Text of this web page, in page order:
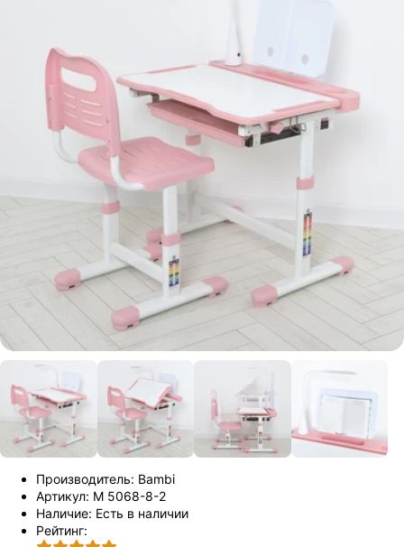
Производитель: Bambi
Артикул: M 5068-8-2
Наличие: Есть в наличии
Рейтинг: